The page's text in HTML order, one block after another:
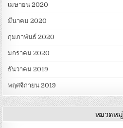
เมษายน 2020
มีนาคม 2020
กุมภาพันธ์ 2020
มกราคม 2020
ธันวาคม 2019
พฤศจิกายน 2019
หมวดหมู่